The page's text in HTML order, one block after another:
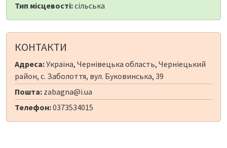
Тип місцевості:сільська
КОНТАКТИ
Адреса:Україна, Чернівецька область, Черніецький
район, с. Заболоття, вул. Буковинська, 39
Пошта: zabagna@i.ua
Телефон:0373534015